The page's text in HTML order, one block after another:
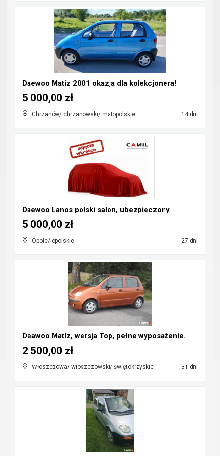
Daewoo Matiz 2001 okazja dla kolekcjonera!
Chrzanów/ chrzanowski/ małopolskie 14 dni
5 000,00 zł
Daewoo Lanos polski salon, ubezpieczony
Opole/ opolskie 27 dni
5 000,00 zł
Deawoo Matiz, wersja Top, pełne wyposażenie.
Włoszczowa/ włoszczowski/ świętokrzyskie 31 dni
2 500,00 zł